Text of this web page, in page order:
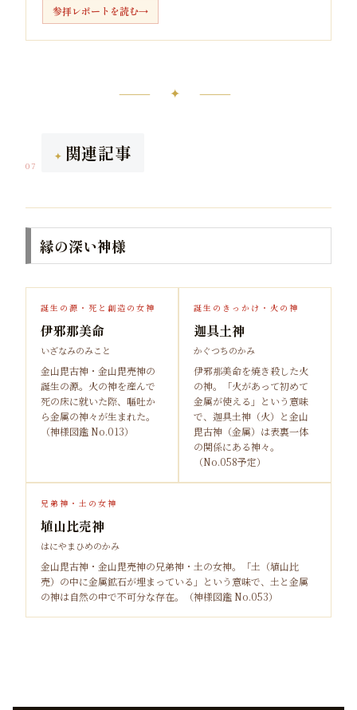
参拝レポートを読む
⸻ ✦ ⸻
07
関連記事
縁の深い神様
誕生の源・死と創造の女神
伊邪那美命
いざなみのみこと
金山毘古神・金山毘売神の
誕生の源。火の神を産んで
死の床に就いた際、嘔吐か
ら金属の神々が生まれた。
（神様図鑑 No.013）
誕生のきっかけ・火の神
迦具土神
かぐつちのかみ
伊邪那美命を焼き殺した火
の神。「火があって初めて
金属が使える」という意味
で、迦具土神（火）と金山
毘古神（金属）は表裏一体
の関係にある神々。
（No.058予定）
兄弟神・土の女神
埴山比売神
はにやまひめのかみ
金山毘古神・金山毘売神の兄弟神・土の女神。「土（埴山比
売）の中に金属鉱石が埋まっている」という意味で、土と金属
の神は自然の中で不可分な存在。（神様図鑑 No.053）